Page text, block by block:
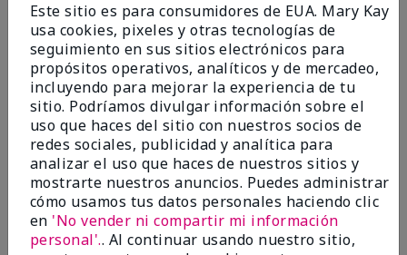
OPINIONES
4.7
10 Reseñas
Este sitio es para consumidores de EUA. Mary Kay
usa cookies, pixeles y otras tecnologías de
seguimiento en sus sitios electrónicos para
propósitos operativos, analíticos y de mercadeo,
incluyendo para mejorar la experiencia de tu
sitio. Podríamos divulgar información sobre el
uso que haces del sitio con nuestros socios de
redes sociales, publicidad y analítica para
analizar el uso que haces de nuestros sitios y
mostrarte nuestros anuncios. Puedes administrar
cómo usamos tus datos personales haciendo clic
en 'No vender ni compartir mi información
personal'.. Al continuar usando nuestro sitio,